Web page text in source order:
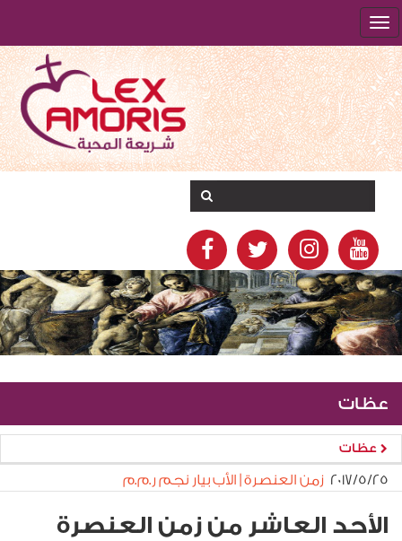
عظات
عظات
٢٥‏/٥‏/٢٠١٧ زمن العنصرة | الأب بيار نجم ر.م.م
الأحد العاشر من زمن العنصرة